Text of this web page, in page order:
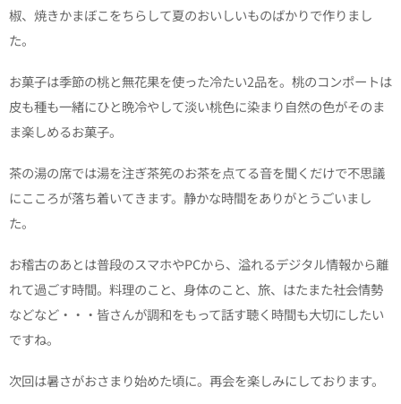
椒、焼きかまぼこをちらして夏のおいしいものばかりで作りまし
た。
お菓子は季節の桃と無花果を使った冷たい2品を。桃のコンポートは
皮も種も一緒にひと晩冷やして淡い桃色に染まり自然の色がそのま
ま楽しめるお菓子。
茶の湯の席では湯を注ぎ茶筅のお茶を点てる音を聞くだけで不思議
にこころが落ち着いてきます。静かな時間をありがとうごいまし
た。
お稽古のあとは普段のスマホやPCから、溢れるデジタル情報から離
れて過ごす時間。料理のこと、身体のこと、旅、はたまた社会情勢
などなど・・・皆さんが調和をもって話す聴く時間も大切にしたい
ですね。
次回は暑さがおさまり始めた頃に。再会を楽しみにしております。